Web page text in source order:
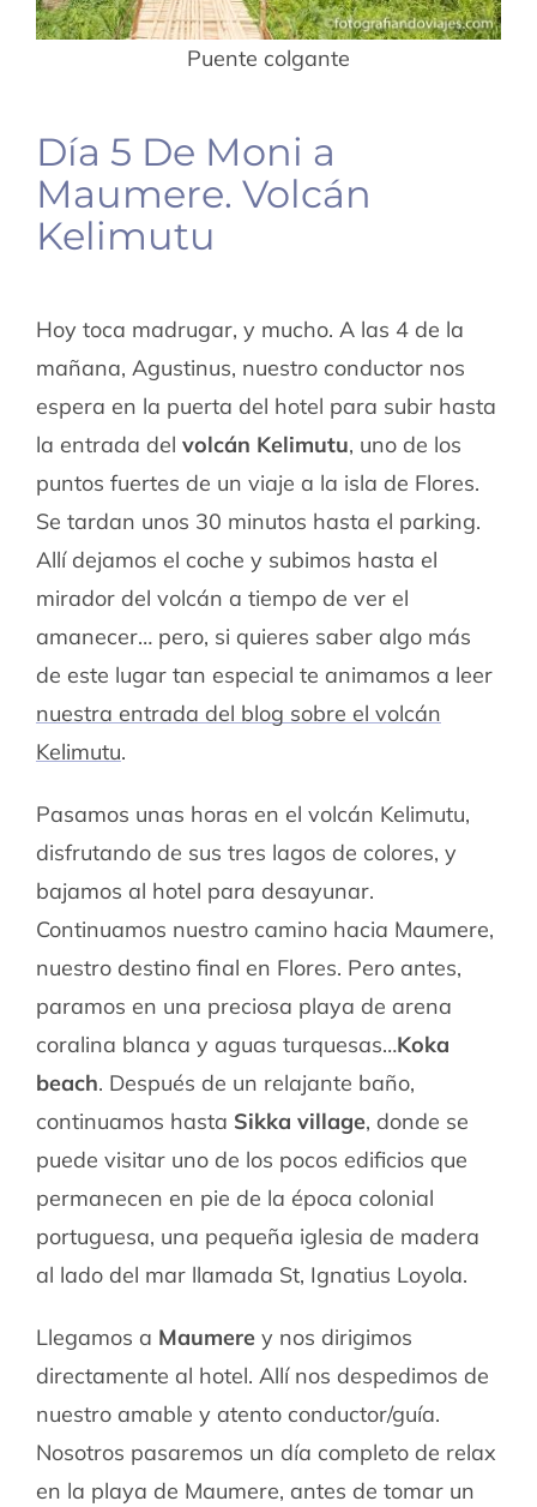
Puente colgante
Día 5 De Moni a
Maumere. Volcán
Kelimutu
Hoy toca madrugar, y mucho. A las 4 de la
mañana, Agustinus, nuestro conductor nos
espera en la puerta del hotel para subir hasta
la entrada del volcán Kelimutu, uno de los
puntos fuertes de un viaje a la isla de Flores.
Se tardan unos 30 minutos hasta el parking.
Allí dejamos el coche y subimos hasta el
mirador del volcán a tiempo de ver el
amanecer… pero, si quieres saber algo más
de este lugar tan especial te animamos a leer
nuestra entrada del blog sobre el volcán
Kelimutu.
Pasamos unas horas en el volcán Kelimutu,
disfrutando de sus tres lagos de colores, y
bajamos al hotel para desayunar.
Continuamos nuestro camino hacia Maumere,
nuestro destino final en Flores. Pero antes,
paramos en una preciosa playa de arena
coralina blanca y aguas turquesas…Koka
beach. Después de un relajante baño,
continuamos hasta Sikka village, donde se
puede visitar uno de los pocos edificios que
permanecen en pie de la época colonial
portuguesa, una pequeña iglesia de madera
al lado del mar llamada St, Ignatius Loyola.
Llegamos a Maumerey nos dirigimos
directamente al hotel. Allí nos despedimos de
nuestro amable y atento conductor/guía.
Nosotros pasaremos un día completo de relax
en la playa de Maumere, antes de tomar un